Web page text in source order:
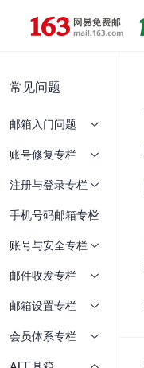
常见问题
邮箱入门问题
账号修复专栏
注册与登录专栏
手机号码邮箱专栏
账号与安全专栏
邮件收发专栏
邮箱设置专栏
会员体系专栏